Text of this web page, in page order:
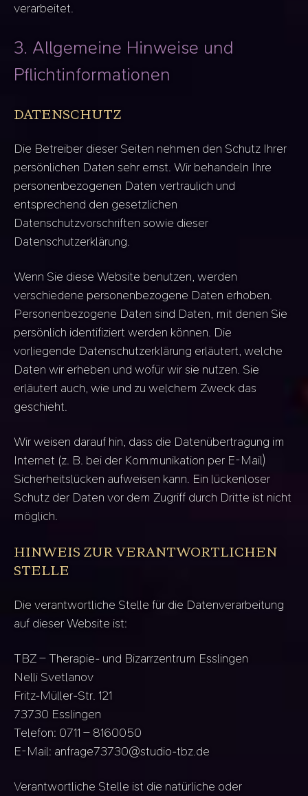
verarbeitet.
3. Allgemeine Hinweise und
Pflicht­informationen
DATENSCHUTZ
Die Betreiber dieser Seiten nehmen den Schutz Ihrer
persönlichen Daten sehr ernst. Wir behandeln Ihre
personenbezogenen Daten vertraulich und
entsprechend den gesetzlichen
Datenschutzvorschriften sowie dieser
Datenschutzerklärung.
Wenn Sie diese Website benutzen, werden
verschiedene personenbezogene Daten erhoben.
Personenbezogene Daten sind Daten, mit denen Sie
persönlich identifiziert werden können. Die
vorliegende Datenschutzerklärung erläutert, welche
Daten wir erheben und wofür wir sie nutzen. Sie
erläutert auch, wie und zu welchem Zweck das
geschieht.
Wir weisen darauf hin, dass die Datenübertragung im
Internet (z. B. bei der Kommunikation per E-Mail)
Sicherheitslücken aufweisen kann. Ein lückenloser
Schutz der Daten vor dem Zugriff durch Dritte ist nicht
möglich.
HINWEIS ZUR VERANTWORTLICHEN
STELLE
Die verantwortliche Stelle für die Datenverarbeitung
auf dieser Website ist:
TBZ – Therapie- und Bizarrzentrum Esslingen
Nelli Svetlanov
Fritz-Müller-Str. 121
73730 Esslingen
Telefon: 0711 – 8160050
E-Mail: anfrage73730@studio-tbz.de
Verantwortliche Stelle ist die natürliche oder